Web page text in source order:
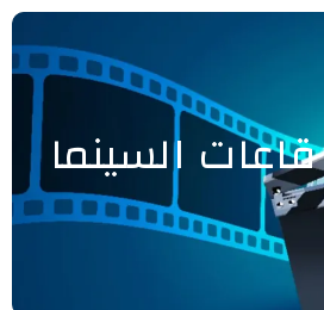
السينما